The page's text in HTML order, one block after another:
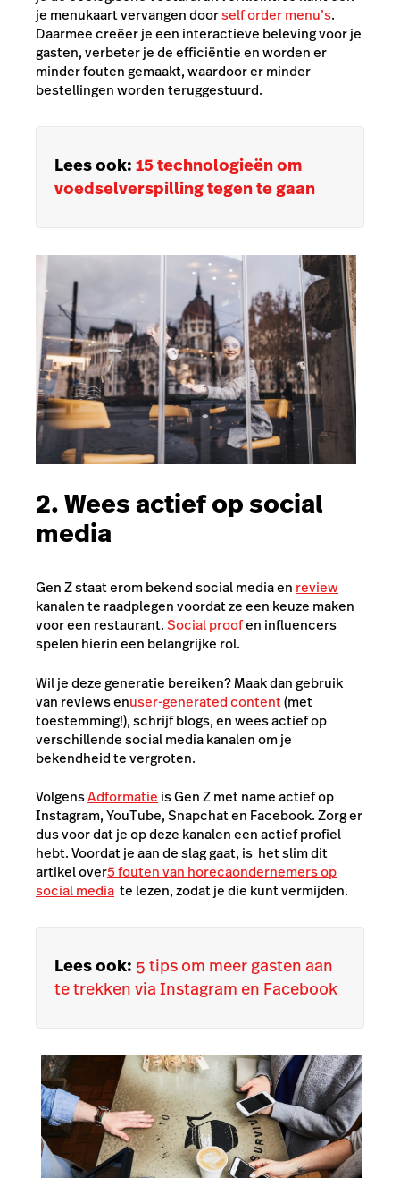
je menukaart vervangen doorself order menu’s.
Daarmee creëer je een interactieve beleving voor je
gasten, verbeter je de efficiëntie en worden er
minder fouten gemaakt, waardoor er minder
bestellingen worden teruggestuurd.
Lees ook: 15 technologieën om
voedselverspilling tegen te gaan
2. Wees actief op social
media
Gen Z staat erom bekend social media en review
kanalen te raadplegen voordat ze een keuze maken
voor een restaurant.Social proofen influencers
spelen hierin een belangrijke rol.
Wil je deze generatie bereiken? Maak dan gebruik
van reviews enuser-generated content(met
toestemming!), schrijf blogs, en wees actief op
verschillende social media kanalen om je
bekendheid te vergroten.
VolgensAdformatie is Gen Z met name actief op
Instagram, YouTube, Snapchat en Facebook. Zorg er
dus voor dat je op deze kanalen een actief profiel
hebt. Voordat je aan de slag gaat, is het slim dit
artikel over5 fouten van horecaondernemers op
social media te lezen, zodat je die kunt vermijden.
Lees ook: 5 tips om meer gasten aan
te trekken via Instagram en Facebook